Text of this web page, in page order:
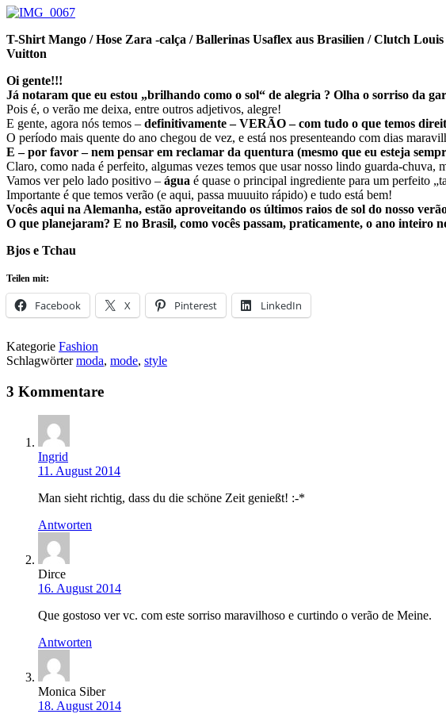
T-Shirt Mango / Hose Zara -calça / Ballerinas Usaflex aus Brasilien / Clutch Louis
Vuitton
Oi gente!!!
Já notaram que eu estou „brilhando como o sol“ de alegria ? Olha o sorriso da
Pois é, o verão me deixa, entre outros adjetivos, alegre!
E gente, agora nós temos – definitivamente – VERÃO – com tudo o que temos
O período mais quente do ano chegou de vez, e está nos presenteando com dias
E – por favor – nem pensar em reclamar da quentura (mesmo que eu esteja
Claro, como nada é perfeito, algumas vezes temos que usar nosso lindo guarda-chuva,
Vamos ver pelo lado positivo – água é quase o principal ingrediente para um perfeito
Importante é que temos verão (e aqui, passa muuuito rápido) e tudo está bem!
Vocês aqui na Alemanha, estão aproveitando os últimos raios de sol do nosso
O que planejaram? E no Brasil, como vocês passam, praticamente, o ano inteiro
Bjos e Tchau
Teilen mit:
Facebook X Pinterest LinkedIn
Kategorie Fashion
Schlagwörtermoda, mode, style
3 Kommentare
Ingrid
11. August 2014
Man sieht richtig, dass du die schöne Zeit genießt! :-*
Antworten
Dirce
16. August 2014
Que gostoso ver vc. com este sorriso maravilhoso e curtindo o verão de Meine.
Antworten
Monica Siber
18. August 2014